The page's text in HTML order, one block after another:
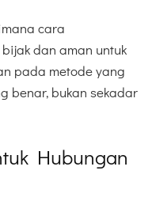
cara
dan aman untuk
pada metode yang
benar, bukan sekadar
Hubungan